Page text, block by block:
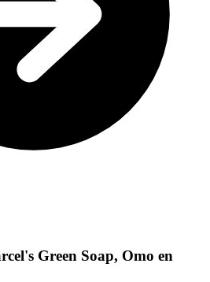
Green Soap, Omo en